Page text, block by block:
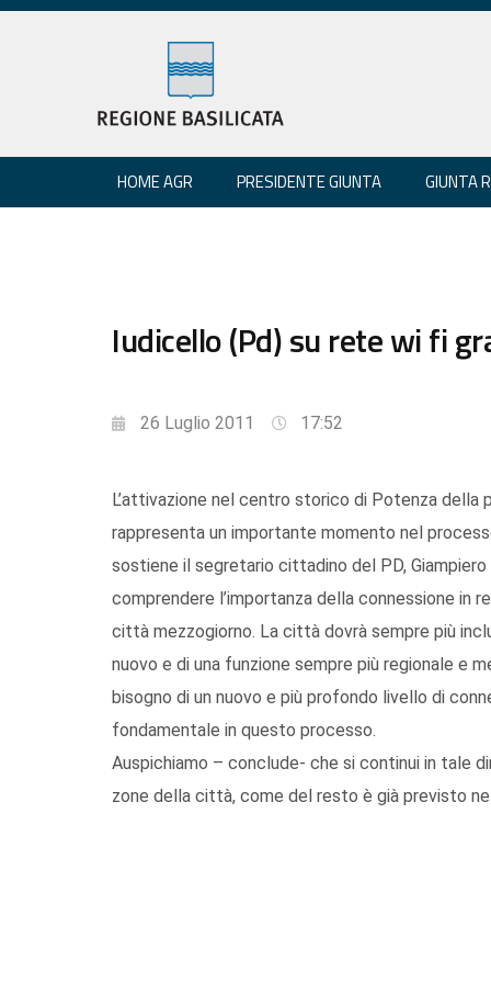
HOME AGR PRESIDENTE GIUNTA GIUNTA
Iudicello (Pd) su rete wi fi
26 Luglio 2011 17:52
L’attivazione nel centro storico di Potenza
rappresenta un importante momento nel
sostiene il segretario cittadino del PD,
comprendere l’importanza della connessione in
città mezzogiorno. La città dovrà sempre più
nuovo e di una funzione sempre più regionale e
bisogno di un nuovo e più profondo livello di
fondamentale in questo processo.
Auspichiamo – conclude- che si continui in tale
zone della città, come del resto è già previsto